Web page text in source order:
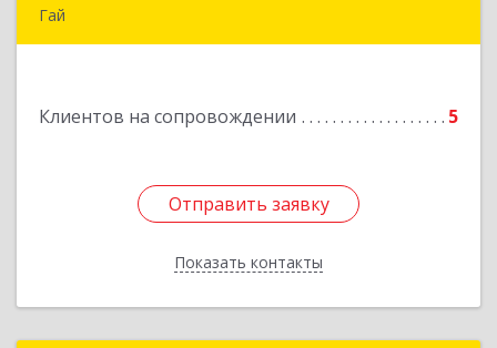
Гай
Клиентов на сопровождении 5
Отправить заявку
Показать контакты
Подробнее
Отправить заявку
Назад